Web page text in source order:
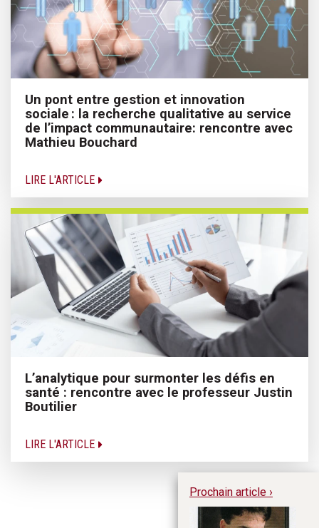
Un pont entre gestion et innovation
sociale : la recherche qualitative au service
de l’impact communautaire: rencontre avec
Mathieu Bouchard
LIRE L'ARTICLE
L’analytique pour surmonter les défis en
santé : rencontre avec le professeur Justin
Boutilier
LIRE L'ARTICLE
Prochain article ›